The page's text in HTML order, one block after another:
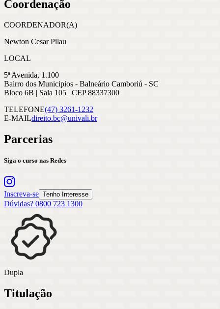
Coordenação
COORDENADOR(A)
Newton Cesar Pilau
LOCAL
5ª Avenida, 1.100
Bairro dos Municipios - Balneário Camboriú - SC
Bloco 6B | Sala 105 | CEP 88337300
TELEFONE(47) 3261-1232
E-MAILdireito.bc@univali.br
Parcerias
Siga o curso nas Redes
Inscreva-se Tenho Interesse
Dúvidas? 0800 723 1300
Dupla
Titulação